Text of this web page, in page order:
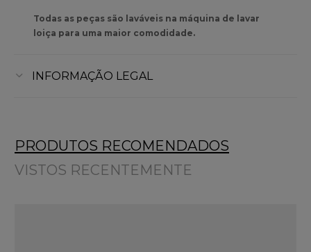
Todas as peças são laváveis na máquina de lavar
loiça para uma maior comodidade.
INFORMAÇÃO LEGAL
PRODUTOS RECOMENDADOS
VISTOS RECENTEMENTE